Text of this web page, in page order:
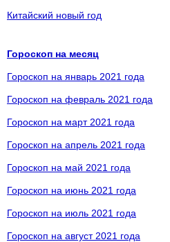
Китайский новый год
Гороскоп на месяц
Гороскоп на январь 2021 года
Гороскоп на февраль 2021 года
Гороскоп на март 2021 года
Гороскоп на апрель 2021 года
Гороскоп на май 2021 года
Гороскоп на июнь 2021 года
Гороскоп на июль 2021 года
Гороскоп на август 2021 года